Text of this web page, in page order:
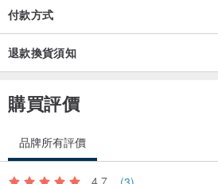
付款方式
退款換貨須知
購買評價
品牌所有評價